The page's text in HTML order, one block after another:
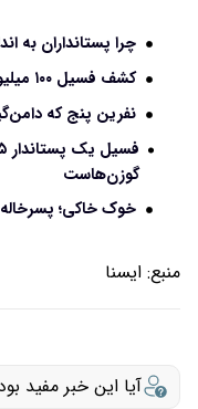
چرا پستانداران به
کشف فسیل ۱۰۰ میلیون ساله یک پستاندار تخم‌گذار در استرالیا
نفرین پنج که
گوزن‌هاست
خوک خاکی؛
منبع: ايسنا
آیا این خبر مفید